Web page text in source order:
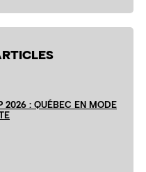
2026 : QUÉBEC EN MODE